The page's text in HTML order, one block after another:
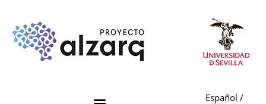
Español /